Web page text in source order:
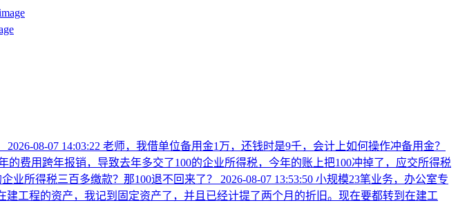
2026-08-07 14:03:22 老师，我借单位备用金1万，还钱时是9千，会计上如何操作冲备用金？
的费用跨年报销，导致去年多交了100的企业所得税，今年的账上把100冲掉了，应交所得税
业所得税三百多缴款？那100退不回来了？ 2026-08-07 13:53:50 小规模23笔业务，办公室专
建工程的资产，我记到固定资产了，并且已经计提了两个月的折旧。现在要都转到在建工